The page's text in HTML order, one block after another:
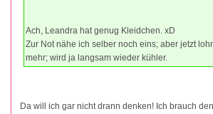
Ach, Leandra hat genug Kleidchen. xD
Zur Not nähe ich selber noch eins; aber jetzt
mehr; wird ja langsam wieder kühler.
Da will ich gar nicht drann denken! Ich brauch